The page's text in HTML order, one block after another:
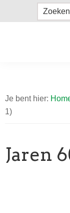
Zoeken...
Je bent hier:
1)
Jaren